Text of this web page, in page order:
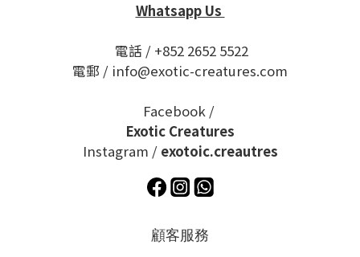
Whatsapp Us
電話 / +852 2652 5522
電郵 / info@exotic-creatures.com
Facebook /
Exotic Creatures
Instagram / exotoic.creautres
顧客服務